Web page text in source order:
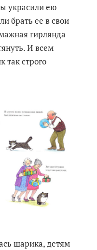
украсили ею
брать ее в свои
гирлянда
И всем
так строго
шарика, детям